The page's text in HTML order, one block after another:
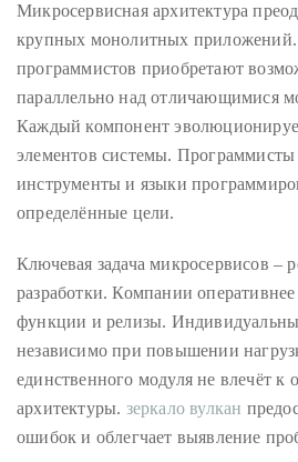
Luxury
Lifestyle
Curator
and
Travel
Duane
Wells,
has
circumnavigated
Микросервисная архитектура
крупных монолитных
программистов приобретают
параллельно над отличающимися
Каждый компонент
элементов системы.
инструменты и языки
определённые цели.
Ключевая задача микросервисов –
разработки. Компании
функции и релизы.
независимо при повышении
единственного модуля не влечёт к
архитектуры. зеркало вулкан
ошибок и облегчает выявление